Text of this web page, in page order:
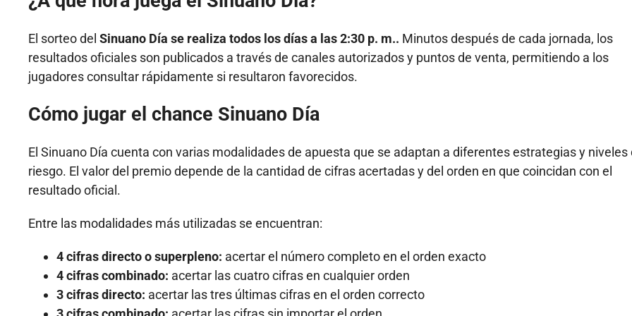
El sorteo del Sinuano Día se realiza todos los días a las 2:30 p. m.. Minutos después de cada jornada, los
resultados oficiales son publicados a través de canales autorizados y puntos de venta, permitiendo a los
jugadores consultar rápidamente si resultaron favorecidos.
Cómo jugar el chance Sinuano Día
El Sinuano Día cuenta con varias modalidades de apuesta que se adaptan a diferentes estrategias y niveles
riesgo. El valor del premio depende de la cantidad de cifras acertadas y del orden en que coincidan con el
resultado oficial.
Entre las modalidades más utilizadas se encuentran:
4 cifras directo o superpleno: acertar el número completo en el orden exacto
4 cifras combinado: acertar las cuatro cifras en cualquier orden
3 cifras directo: acertar las tres últimas cifras en el orden correcto